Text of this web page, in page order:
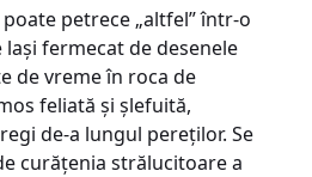
poate petrece „altfel” într-o
laşi fermecat de desenele
de vreme în roca de
feliată şi şlefuită,
de-a lungul pereţilor. Se
curăţenia strălucitoare a